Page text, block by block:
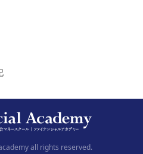
all rights reserved.